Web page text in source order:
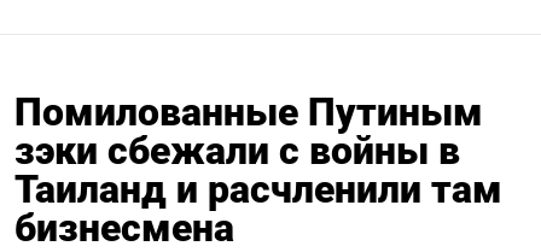
Помилованные Путиным
зэки сбежали с войны в
Таиланд и расчленили там
бизнесмена